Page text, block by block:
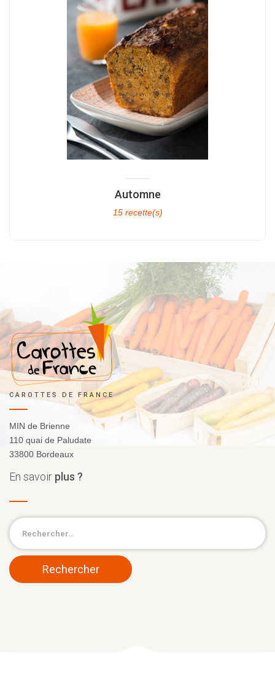
Automne
15 recette(s)
CAROTTES DE FRANCE
MIN de Brienne
110 quai de Paludate
33800 Bordeaux
En savoir plus ?